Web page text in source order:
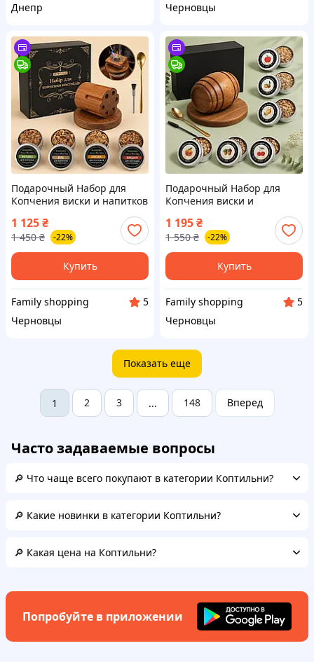
Днепр
Черновцы
Подарочный Набор для
Копчения виски и напитков
Револьвер Димогенератор
для коктейлей Смокер для
копчения 4 вкуса
1 125₴
1 450 ₴ -22%
Купить
Family shopping
5
Черновцы
Подарочный Набор для
Копчения виски и
Дымогенератор для
напитков Смокер для
копчения с древесной
щепой 6 вкусов
1 195₴
1 550 ₴ -22%
Купить
Family shopping
5
Черновцы
Показать еще
1 2 3 ... 148 Вперед
Часто задаваемые вопросы
🔎 Что чаще всего покупают в категории Коптильни?
🔎 Какие новинки в категории Коптильни?
🔎 Какая цена на Коптильни?
Попробуйте в приложении